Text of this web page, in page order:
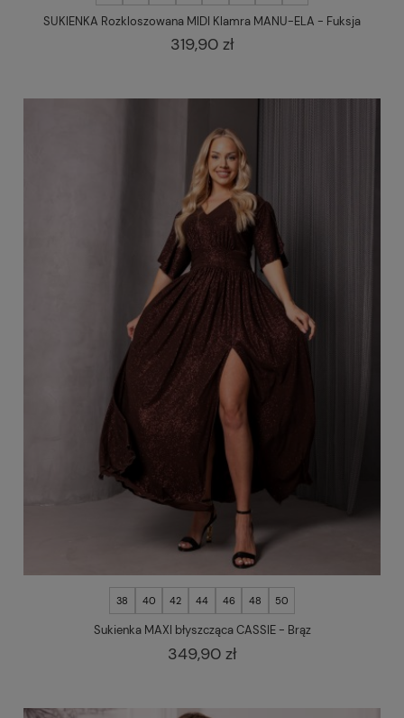
SUKIENKA Rozkloszowana MIDI Klamra MANU-ELA - Fuksja
319,90 zł
38 40 42 44 46 48 50
Sukienka MAXI błyszcząca CASSIE - Brąz
349,90 zł